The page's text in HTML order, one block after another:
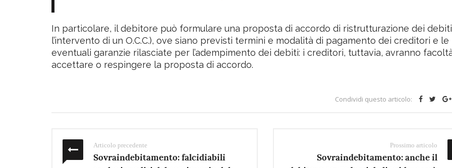
In particolare, il debitore può formulare una proposta di accordo di ristrutturazione dei
l’intervento di un O.C.C.), ove siano previsti termini e modalità di pagamento dei creditori e le
eventuali garanzie rilasciate per l’adempimento dei debiti: i creditori, tuttavia, avranno
accettare o respingere la proposta di accordo.
Condividi questo articolo:
Articolo precedente
Sovraindebitamento: falcidiabili
Prossimo articolo
Sovraindebitamento: anche il